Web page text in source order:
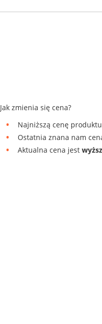
Jak zmienia się cena?
Najniższą cenę
Ostatnia znana nam
Aktualna cena jest